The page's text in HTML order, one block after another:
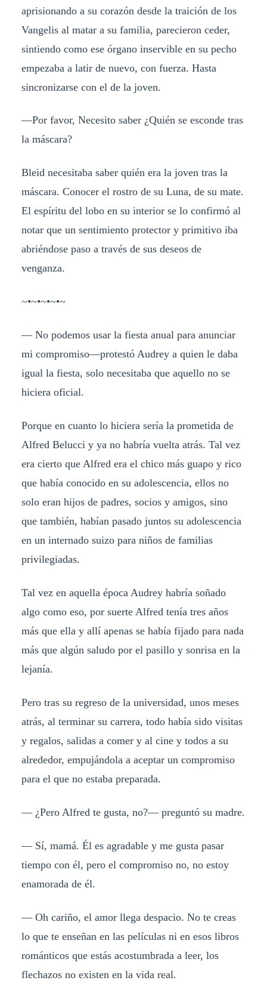
aprisionando a su corazón desde la traición de los
Vangelis al matar a su familia, parecieron ceder,
sintiendo como ese órgano inservible en su pecho
empezaba a latir de nuevo, con fuerza. Hasta
sincronizarse con el de la joven.
—Por favor, Necesito saber ¿Quién se esconde tras
la máscara?
Bleid necesitaba saber quién era la joven tras la
máscara. Conocer el rostro de su Luna, de su mate.
El espíritu del lobo en su interior se lo confirmó al
notar que un sentimiento protector y primitivo iba
abriéndose paso a través de sus deseos de
venganza.
~•~•~•~•~
— No podemos usar la fiesta anual para anunciar
mi compromiso—protestó Audrey a quien le daba
igual la fiesta, solo necesitaba que aquello no se
hiciera oficial.
Porque en cuanto lo hiciera sería la prometida de
Alfred Belucci y ya no habría vuelta atrás. Tal vez
era cierto que Alfred era el chico más guapo y rico
que había conocido en su adolescencia, ellos no
solo eran hijos de padres, socios y amigos, sino
que también, habían pasado juntos su adolescencia
en un internado suizo para niños de familias
privilegiadas.
Tal vez en aquella época Audrey habría soñado
algo como eso, por suerte Alfred tenía tres años
más que ella y allí apenas se había fijado para nada
más que algún saludo por el pasillo y sonrisa en la
lejanía.
Pero tras su regreso de la universidad, unos meses
atrás, al terminar su carrera, todo había sido visitas
y regalos, salidas a comer y al cine y todos a su
alrededor, empujándola a aceptar un compromiso
para el que no estaba preparada.
— ¿Pero Alfred te gusta, no?— preguntó su madre.
— Sí, mamá. Él es agradable y me gusta pasar
tiempo con él, pero el compromiso no, no estoy
enamorada de él.
— Oh cariño, el amor llega despacio. No te creas
lo que te enseñan en las películas ni en esos libros
románticos que estás acostumbrada a leer, los
flechazos no existen en la vida real.